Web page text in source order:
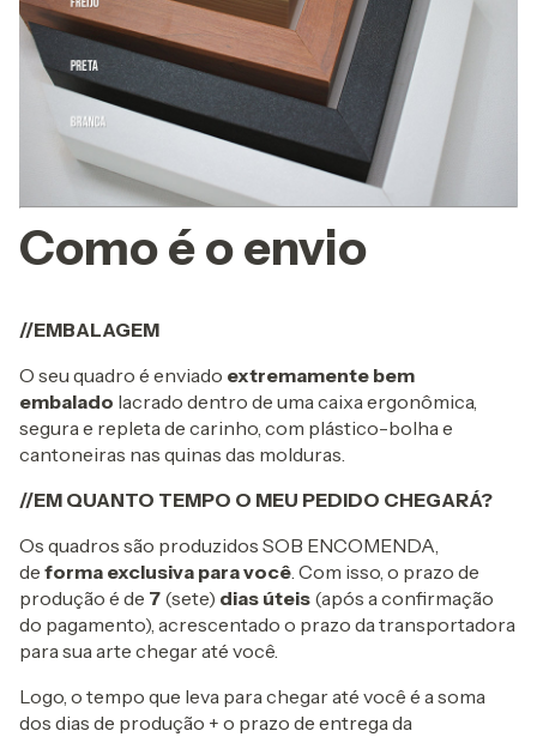
Como é o envio
//EMBALAGEM
O seu quadro é enviado extremamente bem
embalado lacrado dentro de uma caixa ergonômica,
segura e repleta de carinho, com plástico-bolha e
cantoneiras nas quinas das molduras.
//EM QUANTO TEMPO O MEU PEDIDO CHEGARÁ?
Os quadros são produzidos SOB ENCOMENDA,
de forma exclusiva para você. Com isso, o prazo de
produção é de 7 (sete) dias úteis (após a confirmação
do pagamento), acrescentado o prazo da transportadora
para sua arte chegar até você.
Logo, o tempo que leva para chegar até você é a soma
dos dias de produção + o prazo de entrega da